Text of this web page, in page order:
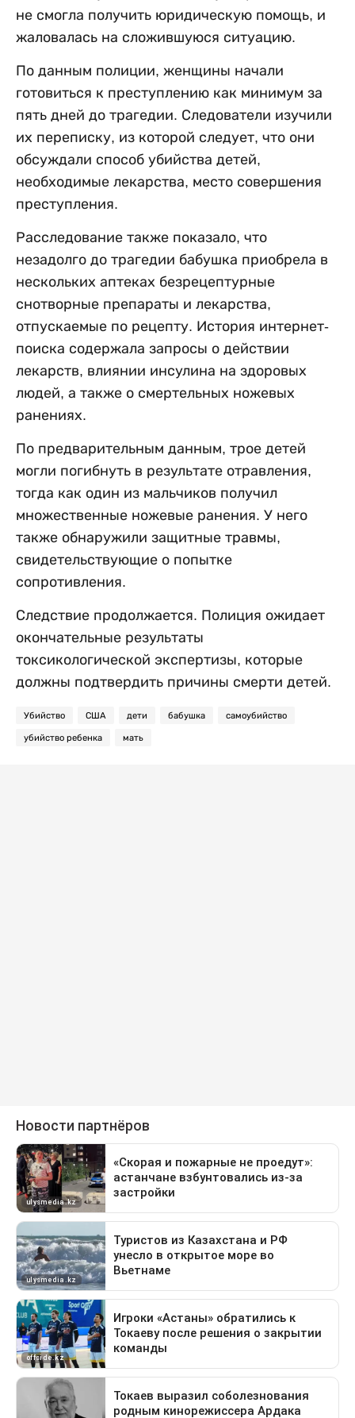
не смогла получить юридическую помощь, и
жаловалась на сложившуюся ситуацию.
По данным полиции, женщины начали
готовиться к преступлению как минимум за
пять дней до трагедии. Следователи изучили
их переписку, из которой следует, что они
обсуждали способ убийства детей,
необходимые лекарства, место совершения
преступления.
Расследование также показало, что
незадолго до трагедии бабушка приобрела в
нескольких аптеках безрецептурные
снотворные препараты и лекарства,
отпускаемые по рецепту. История интернет-
поиска содержала запросы о действии
лекарств, влиянии инсулина на здоровых
людей, а также о смертельных ножевых
ранениях.
По предварительным данным, трое детей
могли погибнуть в результате отравления,
тогда как один из мальчиков получил
множественные ножевые ранения. У него
также обнаружили защитные травмы,
свидетельствующие о попытке
сопротивления.
Следствие продолжается. Полиция ожидает
окончательные результаты
токсикологической экспертизы, которые
должны подтвердить причины смерти детей.
Убийство США дети бабушка самоубийство
убийство ребенка мать